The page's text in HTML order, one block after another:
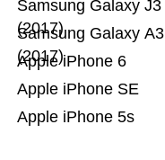
Apple iPhone 5s
Apple iPhone SE
Apple iPhone 6
Samsung Galaxy A3
(2017)
Samsung Galaxy J3
(2017)